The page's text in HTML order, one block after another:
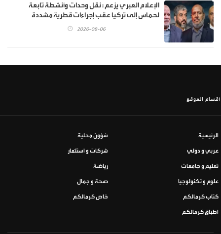
الإعلام العبري يزعم : نقل وحدات وأنشطة تابعة
لحماس إلى تركيا عقب إجراءات قطرية مشددة
2026-08-06
أقسام الموقع
الرئيسية شؤون محلية
عربي و دولي شركات و استثمار
تعليم و جامعات رياضة
علوم و تكنولوجيا صحة و جمال
كتاب كرمالكم خاص كرمالكم
اطباق كرمالكم